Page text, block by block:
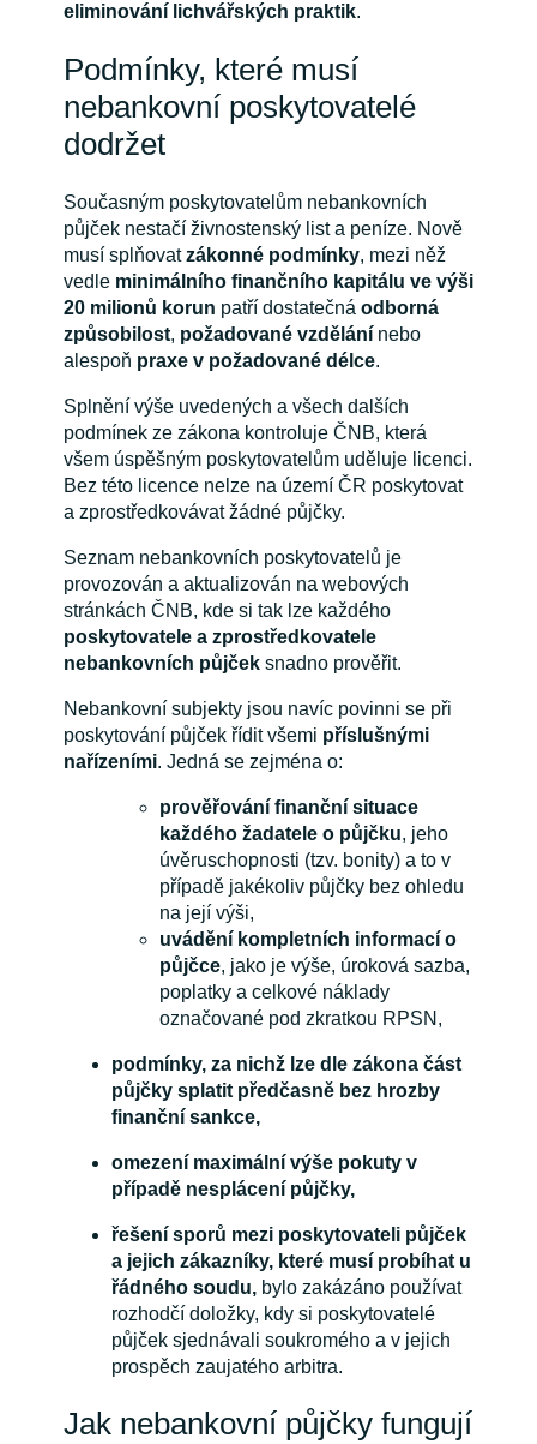
eliminování lichvářských praktik.
Podmínky, které musí
nebankovní poskytovatelé
dodržet
Současným poskytovatelům nebankovních
půjček nestačí živnostenský list a peníze. Nově
musí splňovatzákonné podmínky, mezi něž
vedle minimálního finančního kapitálu ve výši
20 milionů korun patří dostatečná odborná
způsobilost, požadované vzdělánínebo
alespoň praxe v požadované délce.
Splnění výše uvedených a všech dalších
podmínek ze zákona kontroluje ČNB, která
všem úspěšným poskytovatelům uděluje licenci.
Bez této licence nelze na území ČR poskytovat
a zprostředkovávat žádné půjčky.
Seznam nebankovních poskytovatelů je
provozován a aktualizován na webových
stránkách ČNB, kde si tak lze každého
poskytovatele a zprostředkovatele
nebankovních půjčeksnadno prověřit.
Nebankovní subjekty jsou navíc povinni se při
poskytování půjček řídit všemi příslušnými
nařízeními. Jedná se zejména o:
prověřování finanční situace
každého žadatele o půjčku, jeho
úvěruschopnosti (tzv. bonity) a to v
případě jakékoliv půjčky bez ohledu
na její výši,
uvádění kompletních informací o
půjčce, jako je výše, úroková sazba,
poplatky a celkové náklady
označované pod zkratkou RPSN,
podmínky, za nichž lze dle zákona část
půjčky splatit předčasně bez hrozby
finanční sankce,
omezení maximální výše pokuty v
případě nesplácení půjčky,
řešení sporů mezi poskytovateli půjček
a jejich zákazníky, které musí probíhat u
řádného soudu, bylo zakázáno používat
rozhodčí doložky, kdy si poskytovatelé
půjček sjednávali soukromého a v jejich
prospěch zaujatého arbitra.
Jak nebankovní půjčky fungují